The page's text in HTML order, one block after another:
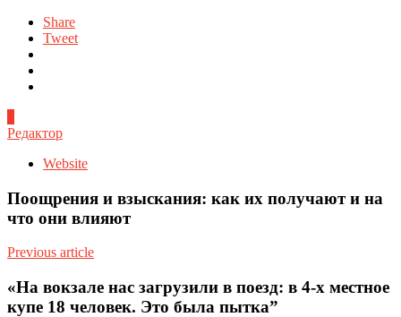
Share
Tweet
Редактор
Website
Поощрения и взыскания: как их получают и на
что они влияют
Previous article
«На вокзале нас загрузили в поезд: в 4-х местное
купе 18 человек. Это была пытка”